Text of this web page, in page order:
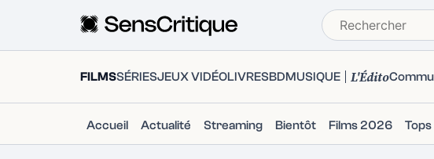
FILMSSÉRIESJEUX VIDÉOLIVRESBDMUSIQUE L'Édito
Accueil Actualité Streaming Bientôt Films 2026 Tops